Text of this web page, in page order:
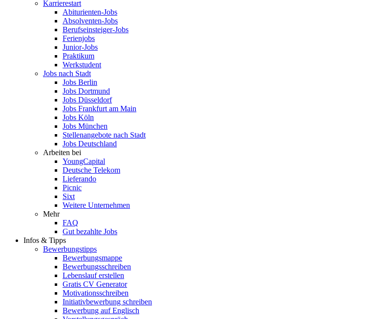
Karrierestart
Abiturienten-Jobs
Absolventen-Jobs
Berufseinsteiger-Jobs
Ferienjobs
Junior-Jobs
Praktikum
Werkstudent
Jobs nach Stadt
Jobs Berlin
Jobs Dortmund
Jobs Düsseldorf
Jobs Frankfurt am Main
Jobs Köln
Jobs München
Stellenangebote nach Stadt
Jobs Deutschland
Arbeiten bei
YoungCapital
Deutsche Telekom
Lieferando
Picnic
Sixt
Weitere Unternehmen
Mehr
FAQ
Gut bezahlte Jobs
Infos & Tipps
Bewerbungstipps
Bewerbungsmappe
Bewerbungsschreiben
Lebenslauf erstellen
Gratis CV Generator
Motivationsschreiben
Initiativbewerbung schreiben
Bewerbung auf Englisch